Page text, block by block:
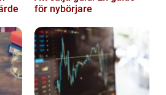
för nybörjare